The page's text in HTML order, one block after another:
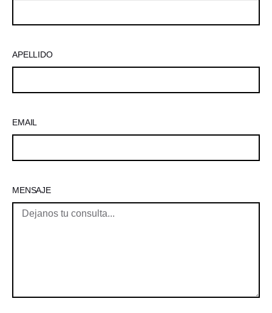
APELLIDO
EMAIL
MENSAJE